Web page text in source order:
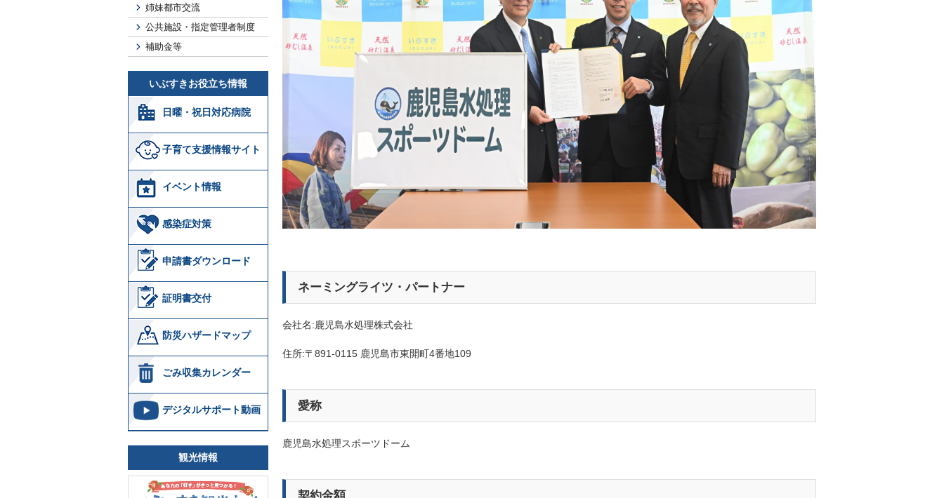
姉妹都市交流
公共施設・指定管理者制度
補助金等
いぶすきお役立ち情報
日曜・祝日対応病院
子育て支援情報サイト
イベント情報
感染症対策
申請書ダウンロード
証明書交付
防災ハザードマップ
ごみ収集カレンダー
デジタルサポート動画
観光情報
ネーミングライツ・パートナー
会社名:鹿児島水処理株式会社
住所:〒 891-0115 鹿児島市東開町4番地109
愛称
鹿児島水処理スポーツドーム